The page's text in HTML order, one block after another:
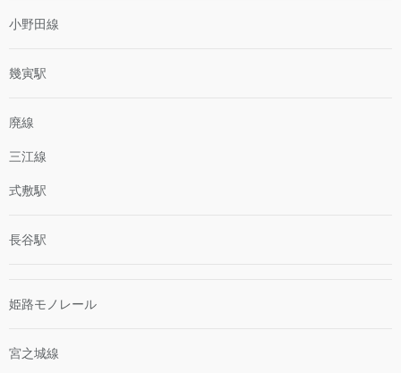
小野田線
幾寅駅
廃線
三江線
式敷駅
長谷駅
姫路モノレール
宮之城線